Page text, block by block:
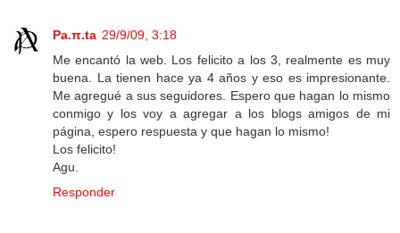
Pa.π.ta 29/9/09, 3:18
Me encantó la web. Los felicito a los 3, realmente es muy
buena. La tienen hace ya 4 años y eso es impresionante.
Me agregué a sus seguidores. Espero que hagan lo mismo
conmigo y los voy a agregar a los blogs amigos de mi
página, espero respuesta y que hagan lo mismo!
Los felicito!
Agu.
Responder